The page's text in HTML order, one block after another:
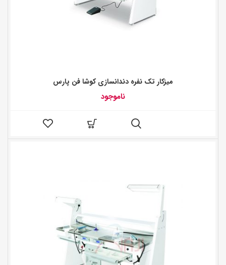
میزکار تک نفره دندانسازی کوشا فن پارس
ناموجود